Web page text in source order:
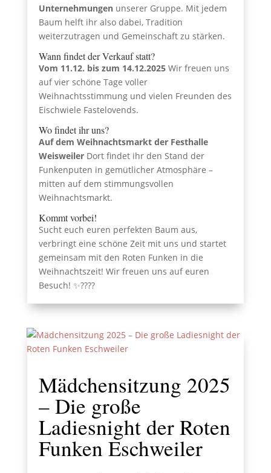
Unternehmungenunserer Gruppe. Mit jedem
Baum helft ihr also dabei, Tradition
weiterzutragen und Gemeinschaft zu stärken.
Wann findet der Verkauf statt?
Vom 11.12. bis zum 14.12.2025Wir freuen uns
auf vier schöne Tage voller
Weihnachtsstimmung und vielen Freunden des
Eischwiele Fastelovends.
Wo findet ihr uns?
Auf dem Weihnachtsmarkt der Festhalle
WeisweilerDort findet ihr den Stand der
Funkenputen in gemütlicher Atmosphäre –
mitten auf dem stimmungsvollen
Weihnachtsmarkt.
Kommt vorbei!
Sucht euch euren perfekten Baum aus,
verbringt eine schöne Zeit mit uns und startet
gemeinsam mit den Roten Funken in die
Weihnachtszeit! Wir freuen uns auf euren
Besuch! ✨????
Mädchensitzung 2025
– Die große
Ladiesnight der Roten
Funken Eschweiler